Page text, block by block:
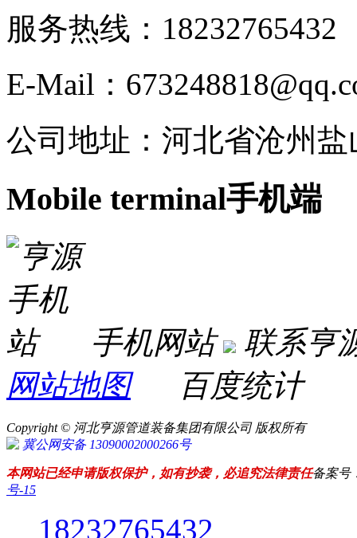
服务热线：18232765432
E-Mail：
公司地址：河北省沧州
Mobile terminal手机端
手机网站
联系亨
网站地图百度统计
Copyright © 河北亨源管道装备集团有限公司 版权所有
冀公网安备 13090002000266号
本网站已经申请版权保护，如有抄袭，必追究法律责任备案号
号-15
18232765432